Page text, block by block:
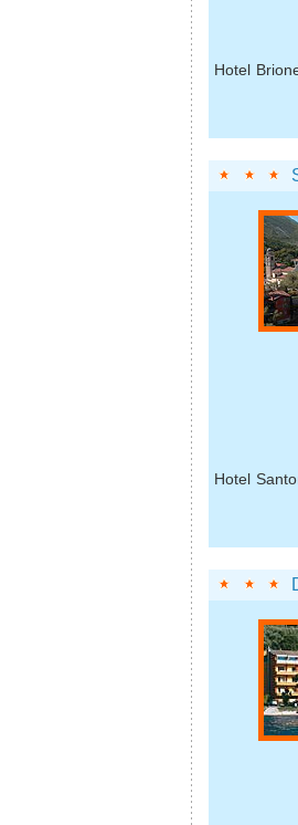
Hotel
Hotel